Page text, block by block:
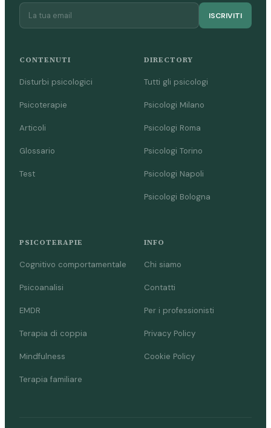
ISCRIVITI
CONTENUTI
Disturbi psicologici
Psicoterapie
Articoli
Glossario
Test
DIRECTORY
Tutti gli psicologi
Psicologi Milano
Psicologi Roma
Psicologi Torino
Psicologi Napoli
Psicologi Bologna
PSICOTERAPIE
Cognitivo comportamentale
Psicoanalisi
EMDR
Terapia di coppia
Mindfulness
Terapia familiare
INFO
Chi siamo
Contatti
Per i professionisti
Privacy Policy
Cookie Policy